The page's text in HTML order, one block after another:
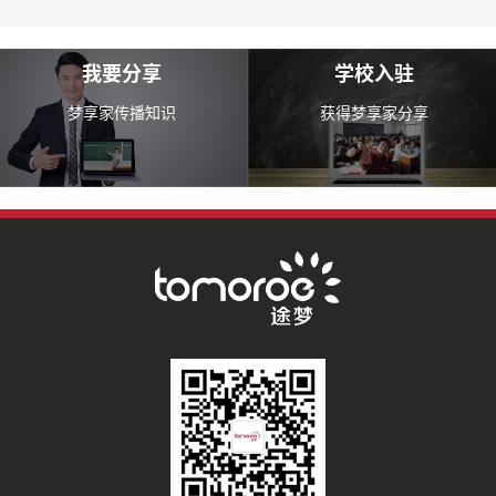
我要分享
梦享家传播知识
学校入驻
获得梦享家分享